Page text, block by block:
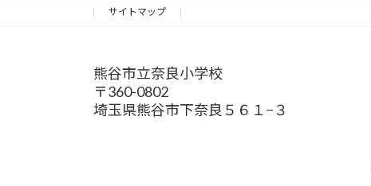
サイトマップ
熊谷市立奈良小学校
〒360-0802
埼玉県熊谷市下奈良５６１−３